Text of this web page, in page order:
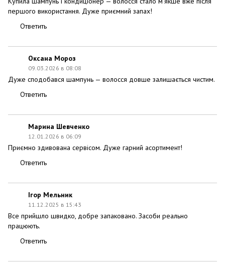
першого використання. Дуже приємний запах!
Ответить
Оксана Мороз
09.03.2026 в 08:08
Дуже сподобався шампунь — волосся довше залишається чистим.
Ответить
Марина Шевченко
12.01.2026 в 06:09
Приємно здивована сервісом. Дуже гарний асортимент!
Ответить
Ігор Мельник
11.12.2025 в 15:43
Все прийшло швидко, добре запаковано. Засоби реально
працюють.
Ответить